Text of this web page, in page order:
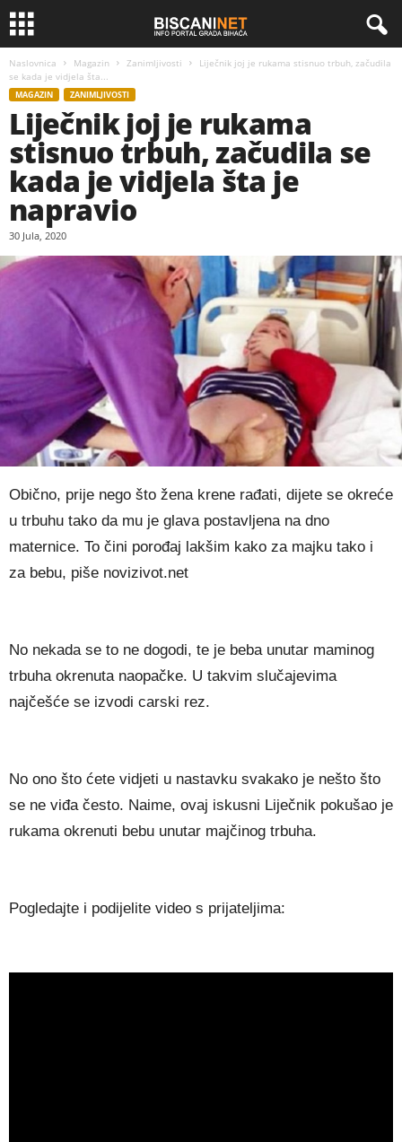
Naslovnica Magazin Zanimljivosti
Liječnik joj je rukama stisnuo trbuh, začudila
se kada je vidjela šta...
MAGAZIN ZANIMLJIVOSTI
Liječnik joj je rukama
stisnuo trbuh, začudila se
kada je vidjela šta je
napravio
30 Jula, 2020
Obično, prije nego što žena krene rađati, dijete se okreće
u trbuhu tako da mu je glava postavljena na dno
maternice. To čini porođaj lakšim kako za majku tako i
za bebu, piše novizivot.net
No nekada se to ne dogodi, te je beba unutar maminog
trbuha okrenuta naopačke. U takvim slučajevima
najčešće se izvodi carski rez.
No ono što ćete vidjeti u nastavku svakako je nešto što
se ne viđa često. Naime, ovaj iskusni Liječnik pokušao je
rukama okrenuti bebu unutar majčinog trbuha.
Pogledajte i podijelite video s prijateljima: